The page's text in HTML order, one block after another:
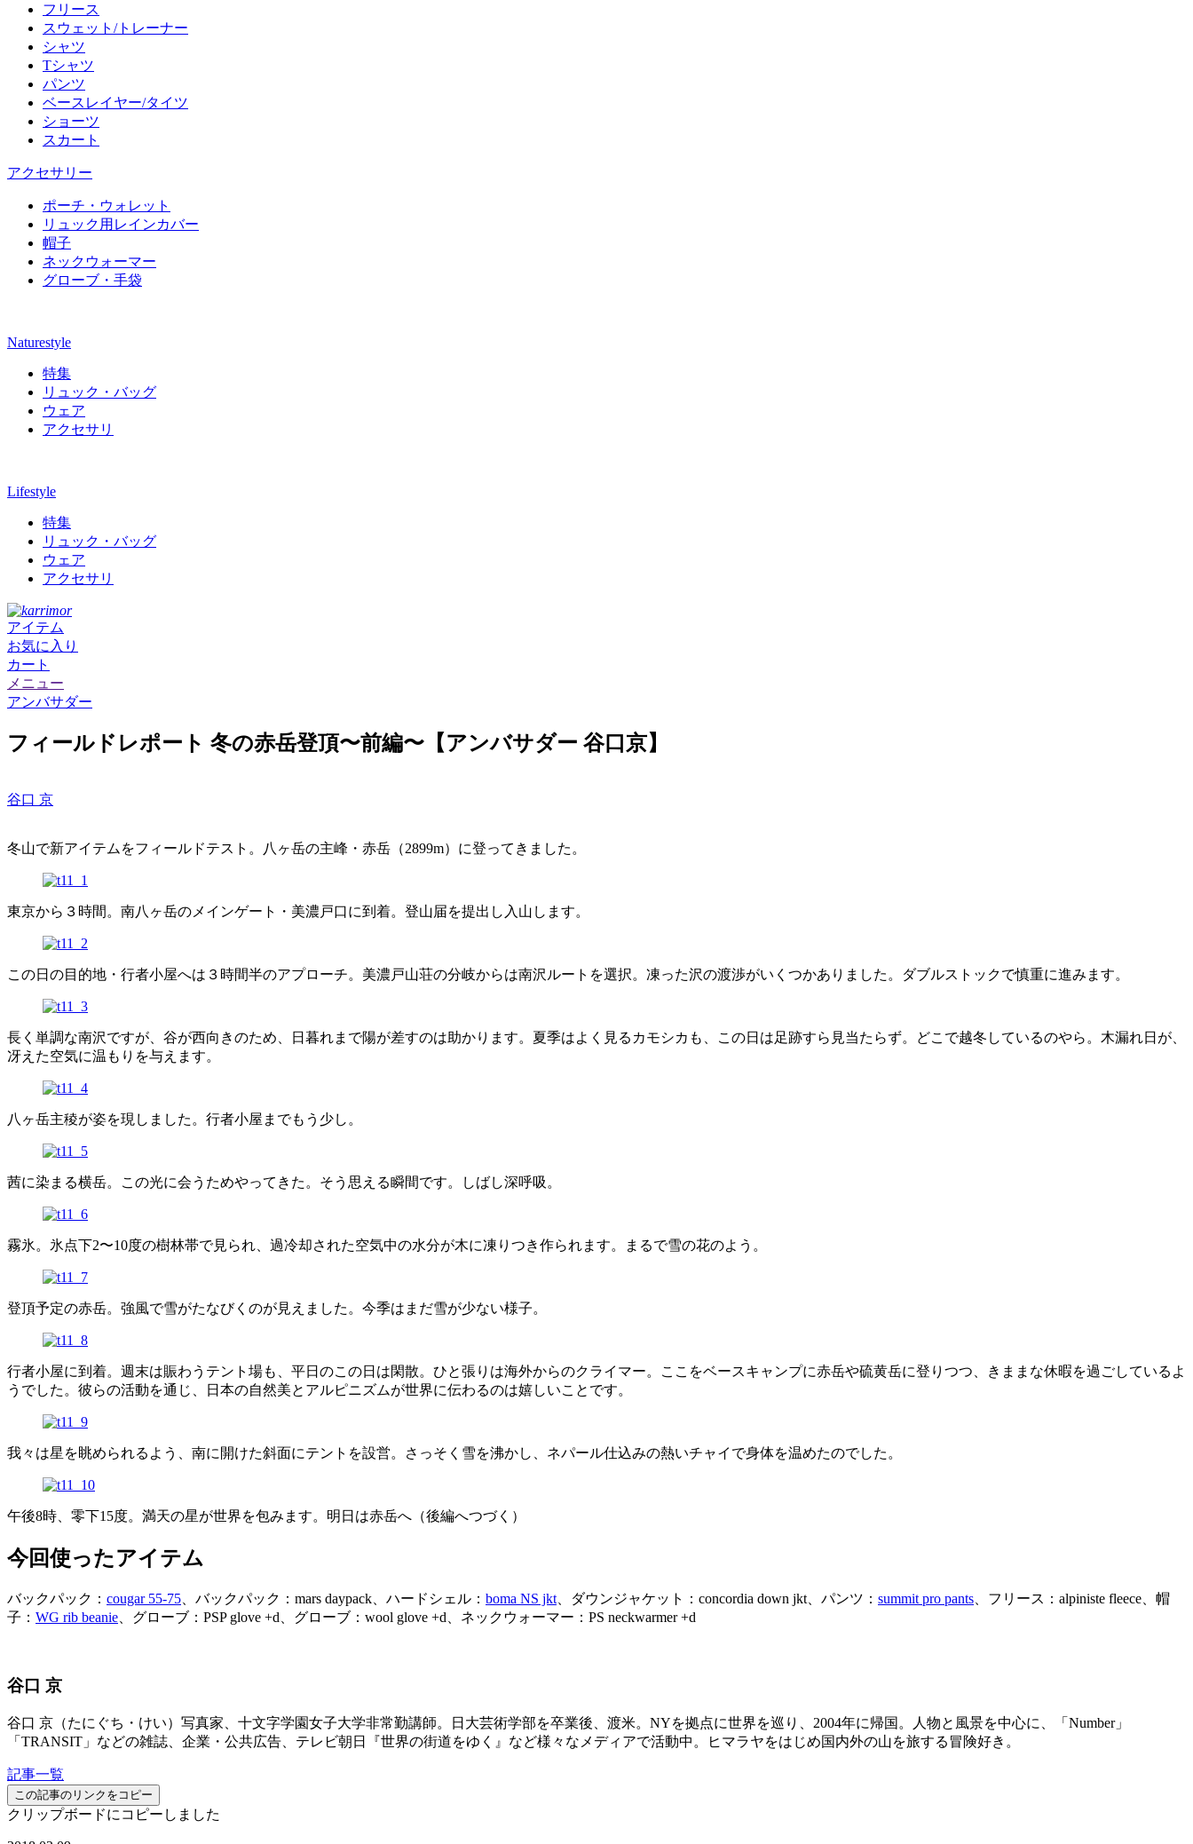
フリース
スウェット/トレーナー
シャツ
Tシャツ
パンツ
ベースレイヤー/タイツ
ショーツ
スカート
アクセサリー
ポーチ・ウォレット
リュック用レインカバー
帽子
ネックウォーマー
グローブ・手袋
Naturestyle
特集
リュック・バッグ
ウェア
アクセサリ
Lifestyle
特集
リュック・バッグ
ウェア
アクセサリ
アイテム
お気に入り
カート
メニュー
アンバサダー
フィールドレポート 冬の赤岳登頂〜前編〜【アンバサダー 谷口京】
谷口 京
冬山で新アイテムをフィールドテスト。八ヶ岳の主峰・赤岳（2899m）に登ってきました。
東京から３時間。南八ヶ岳のメインゲート・美濃戸口に到着。登山届を提出し入山します。
この日の目的地・行者小屋へは３時間半のアプローチ。美濃戸山荘の分岐からは南沢ルートを選択。凍った沢の渡渉がいくつかありました。ダブルストックで慎重に進みます。
長く単調な南沢ですが、谷が西向きのため、日暮れまで陽が差すのは助かります。夏季はよく見るカモシカも、この日は足跡すら見当たらず。どこで越冬しているのやら。木漏れ日が、
冴えた空気に温もりを与えます。
八ヶ岳主稜が姿を現しました。行者小屋までもう少し。
茜に染まる横岳。この光に会うためやってきた。そう思える瞬間です。しばし深呼吸。
霧氷。氷点下2〜10度の樹林帯で見られ、過冷却された空気中の水分が木に凍りつき作られます。まるで雪の花のよう。
登頂予定の赤岳。強風で雪がたなびくのが見えました。今季はまだ雪が少ない様子。
行者小屋に到着。週末は賑わうテント場も、平日のこの日は閑散。ひと張りは海外からのクライマー。ここをベースキャンプに赤岳や硫黄岳に登りつつ、きままな休暇を過ごしているよ
うでした。彼らの活動を通じ、日本の自然美とアルピニズムが世界に伝わるのは嬉しいことです。
我々は星を眺められるよう、南に開けた斜面にテントを設営。さっそく雪を沸かし、ネパール仕込みの熱いチャイで身体を温めたのでした。
午後8時、零下15度。満天の星が世界を包みます。明日は赤岳へ（後編へつづく）
今回使ったアイテム
バックパック： cougar 55-75 、バックパック：mars daypack、ハードシェル： boma NS jkt 、ダウンジャケット：concordia down jkt、パンツ： summit pro pants 、フリース：alpiniste fleece、帽
子： WG rib beanie 、グローブ：PSP glove +d、グローブ：wool glove +d、ネックウォーマー：PS neckwarmer +d
谷口 京
谷口 京（たにぐち・けい）写真家、十文字学園女子大学非常勤講師。日大芸術学部を卒業後、渡米。NYを拠点に世界を巡り、2004年に帰国。人物と風景を中心に、「Number」
「TRANSIT」などの雑誌、企業・公共広告、テレビ朝日『世界の街道をゆく』など様々なメディアで活動中。ヒマラヤをはじめ国内外の山を旅する冒険好き。
記事一覧
この記事のリンクをコピー
クリップボードにコピーしました